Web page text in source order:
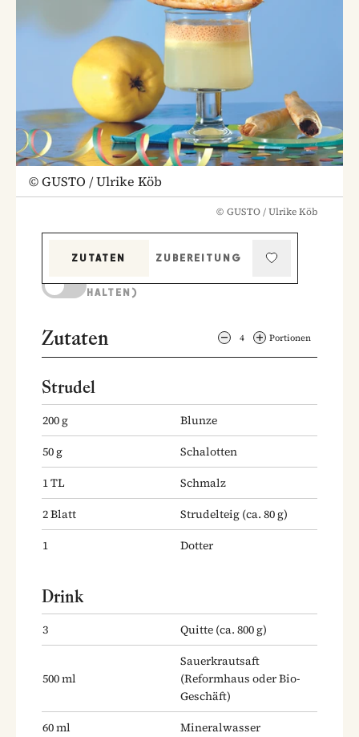
©GUSTO / Ulrike Köb
© GUSTO / Ulrike Köb
ZUTATEN
ZUBEREITUNG
HALTEN)
Zutaten 4 Portionen
Strudel
200g
Blunze
50g
Schalotten
1TL
Schmalz
2Blatt Strudelteig (ca. 80 g)
1
Dotter
Drink
3 Quitte (ca. 800 g)
500ml
Sauerkrautsaft
(Reformhaus oder Bio-
Geschäft)
60ml Mineralwasser